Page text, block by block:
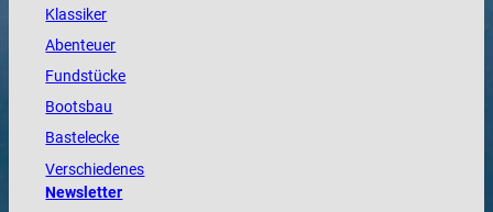
Klassiker
Abenteuer
Fundstücke
Bootsbau
Bastelecke
Verschiedenes
Newsletter